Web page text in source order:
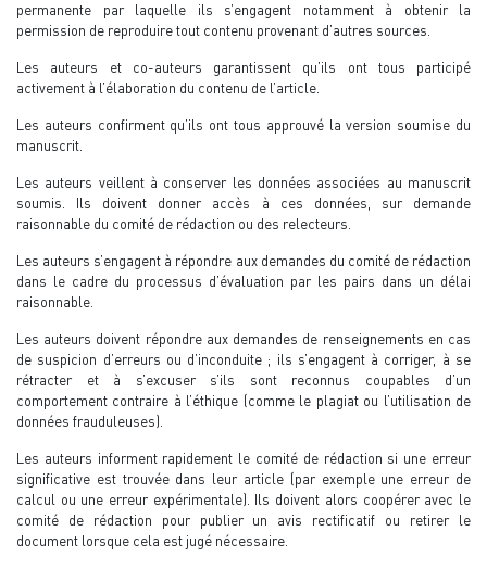
permanente par laquelle ils s’engagent notamment à obtenir la
permission de reproduire tout contenu provenant d’autres sources.
Les auteurs et co-auteurs garantissent qu’ils ont tous participé
activement à l’élaboration du contenu de l’article.
Les auteurs confirment qu’ils ont tous approuvé la version soumise du
manuscrit.
Les auteurs veillent à conserver les données associées au manuscrit
soumis. Ils doivent donner accès à ces données, sur demande
raisonnable du comité de rédaction ou des relecteurs.
Les auteurs s’engagent à répondre aux demandes du comité de rédaction
dans le cadre du processus d’évaluation par les pairs dans un délai
raisonnable.
Les auteurs doivent répondre aux demandes de renseignements en cas
de suspicion d’erreurs ou d’inconduite ; ils s’engagent à corriger, à se
rétracter et à s’excuser s’ils sont reconnus coupables d’un
comportement contraire à l’éthique (comme le plagiat ou l’utilisation de
données frauduleuses).
Les auteurs informent rapidement le comité de rédaction si une erreur
significative est trouvée dans leur article (par exemple une erreur de
calcul ou une erreur expérimentale). Ils doivent alors coopérer avec le
comité de rédaction pour publier un avis rectificatif ou retirer le
document lorsque cela est jugé nécessaire.